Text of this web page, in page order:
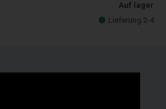
Auf lager
Lieferung 2-4